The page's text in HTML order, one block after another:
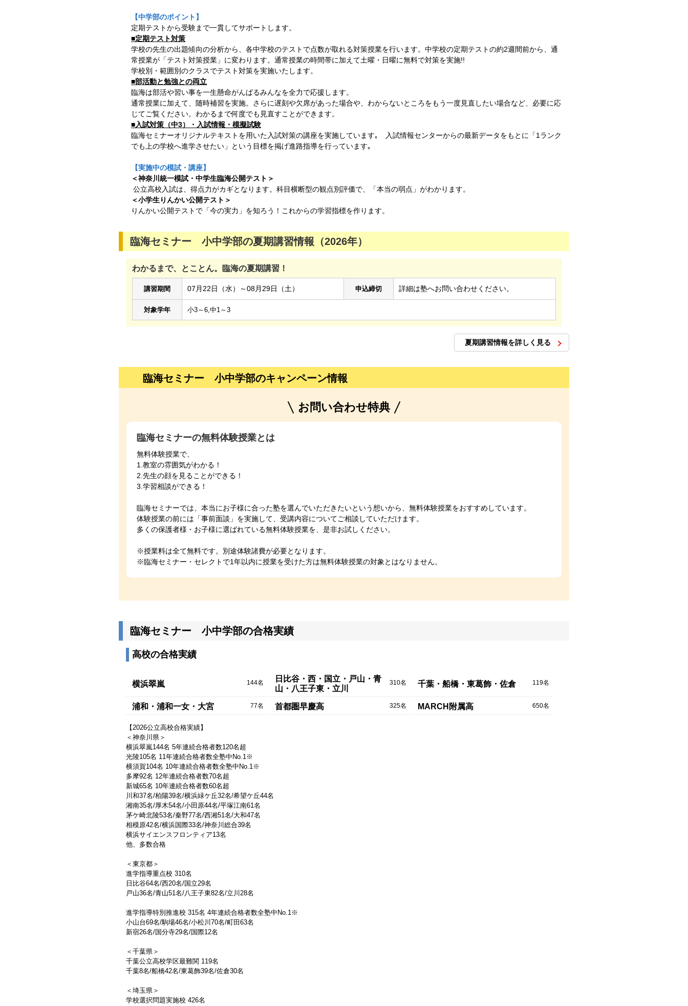
【中学部のポイント】
定期テストから受験まで一貫してサポートします。
■定期テスト対策
学校の先生の出題傾向の分析から、各中学校のテストで点数が取れる対策授業を行います。中学校の定期テストの約2週間前から、通
常授業が「テスト対策授業」に変わります。通常授業の時間帯に加えて土曜・日曜に無料で対策を実施!!
学校別・範囲別のクラスでテスト対策を実施いたします。
■部活動と勉強との両立
臨海は部活や習い事を一生懸命がんばるみんなを全力で応援します。
通常授業に加えて、随時補習を実施。さらに遅刻や欠席があった場合や、わからないところをもう一度見直したい場合など、必要に応
じてご覧ください。わかるまで何度でも見直すことができます。
■入試対策（中3）・入試情報・模擬試験
臨海セミナーオリジナルテキストを用いた入試対策の講座を実施しています｡ 入試情報センターからの最新データをもとに「1ランク
でも上の学校へ進学させたい」という目標を掲げ進路指導を行っています｡
【実施中の模試・講座】
＜神奈川統一模試・中学生臨海公開テスト＞
公立高校入試は、得点力がカギとなります。科目横断型の観点別評価で、「本当の弱点」がわかります。
＜小学生りんかい公開テスト＞
りんかい公開テストで「今の実力」を知ろう！これからの学習指標を作ります。
臨海セミナー 小中学部の夏期講習情報（2026年）
わかるまで、とことん。臨海の夏期講習！
講習期間 07月22日（水）～08月29日（土） 申込締切 詳細は塾へお問い合わせください。
対象学年 小3～6,中1～3
夏期講習情報を詳しく見る
臨海セミナー 小中学部のキャンペーン情報
お問い合わせ特典
臨海セミナーの無料体験授業とは
無料体験授業で、
1.教室の雰囲気がわかる！
2.先生の顔を見ることができる！
3.学習相談ができる！
臨海セミナーでは、本当にお子様に合った塾を選んでいただきたいという想いから、無料体験授業をおすすめしています。
体験授業の前には「事前面談」を実施して、受講内容についてご相談していただけます。
多くの保護者様・お子様に選ばれている無料体験授業を、是非お試しください。
※授業料は全て無料です。別途体験諸費が必要となります。
※臨海セミナー・セレクトで1年以内に授業を受けた方は無料体験授業の対象とはなりません。
臨海セミナー 小中学部の合格実績
高校の合格実績
横浜翠嵐 144名
日比谷・西・国立・戸山・青
山・八王子東・立川
310名 千葉・船橋・東葛飾・佐倉 119名
浦和・浦和一女・大宮 77名 首都圏早慶高 325名 MARCH附属高 650名
【2026公立高校合格実績】
＜神奈川県＞
横浜翠嵐144名 5年連続合格者数120名超
光陵105名 11年連続合格者数全塾中No.1※
横須賀104名 10年連続合格者数全塾中No.1※
多摩92名 12年連続合格者数70名超
新城65名 10年連続合格者数60名超
川和37名/柏陽39名/横浜緑ケ丘32名/希望ケ丘44名
湘南35名/厚木54名/小田原44名/平塚江南61名
茅ケ崎北陵53名/秦野77名/西湘51名/大和47名
相模原42名/横浜国際33名/神奈川総合39名
横浜サイエンスフロンティア13名
他、多数合格
＜東京都＞
進学指導重点校 310名
日比谷64名/西20名/国立29名
戸山36名/青山51名/八王子東82名/立川28名
進学指導特別推進校 315名 4年連続合格者数全塾中No.1※
小山台69名/駒場46名/小松川70名/町田63名
新宿26名/国分寺29名/国際12名
＜千葉県＞
千葉公立高校学区最難関 119名
千葉8名/船橋42名/東葛飾39名/佐倉30名
＜埼玉県＞
学校選択問題実施校 426名